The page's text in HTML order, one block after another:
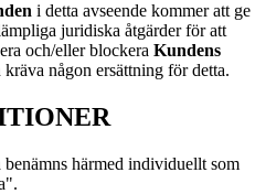
i detta avseende kommer att ge
juridiska åtgärder för att
och/eller blockera Kundens
någon ersättning för detta.
benämns härmed individuellt som